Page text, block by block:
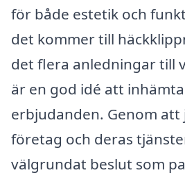
för både estetik och
det kommer till
det flera anledningar till
är en god idé att
erbjudanden. Genom att
företag och deras
välgrundat beslut som